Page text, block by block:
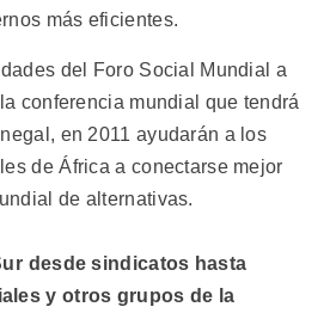
más eficientes.
del Foro Social Mundial a
conferencia mundial que tendrá
en 2011 ayudarán a los
de África a conectarse mejor
de alternativas.
desde sindicatos hasta
y otros grupos de la